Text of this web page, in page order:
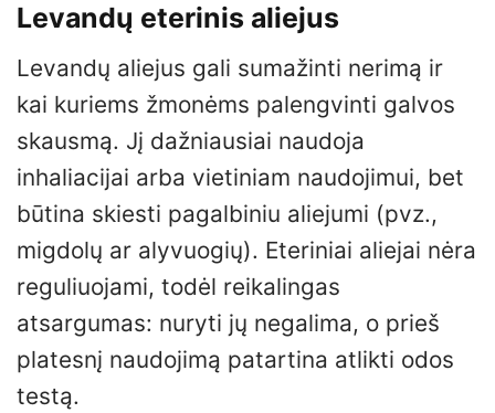
Levandų eterinis aliejus
Levandų aliejus gali sumažinti nerimą ir
kai kuriems žmonėms palengvinti galvos
skausmą. Jį dažniausiai naudoja
inhaliacijai arba vietiniam naudojimui, bet
būtina skiesti pagalbiniu aliejumi (pvz.,
migdolų ar alyvuogių). Eteriniai aliejai nėra
reguliuojami, todėl reikalingas
atsargumas: nuryti jų negalima, o prieš
platesnį naudojimą patartina atlikti odos
testą.